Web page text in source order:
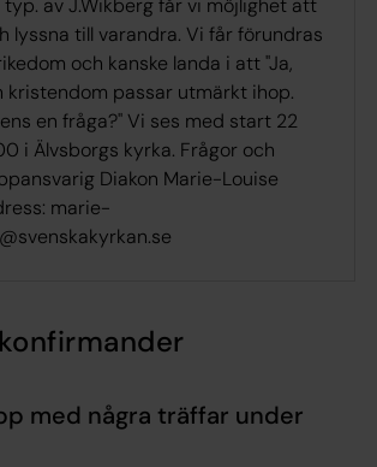
lyssna till varandra. Vi får förundras
och kanske landa i att "Ja,
kristendom passar utmärkt ihop.
en fråga?" Vi ses med start 22
i Älvsborgs kyrka. Frågor och
Diakon Marie-Louise
marie-
med några träffar under